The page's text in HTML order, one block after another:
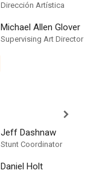
Dirección Artística
Michael Allen Glover
Supervising Art Director
Jeff Dashnaw
Stunt Coordinator
Daniel Holt